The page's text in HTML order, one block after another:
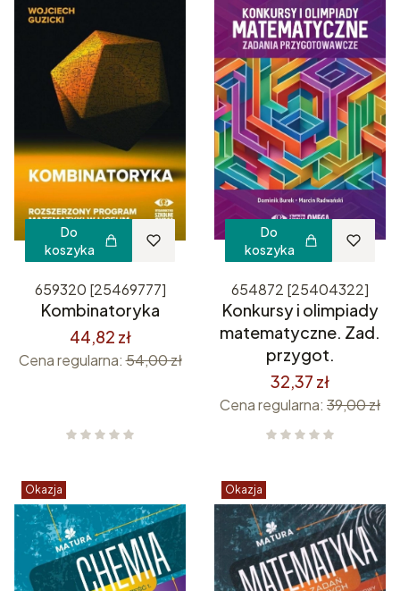
Do
koszyka
659320 [25469777]
Kombinatoryka
44,82 zł
Cena regularna: 54,00 zł
Do
koszyka
654872 [25404322]
Konkursy i olimpiady
matematyczne. Zad.
przygot.
32,37 zł
Cena regularna: 39,00 zł
Okazja Okazja